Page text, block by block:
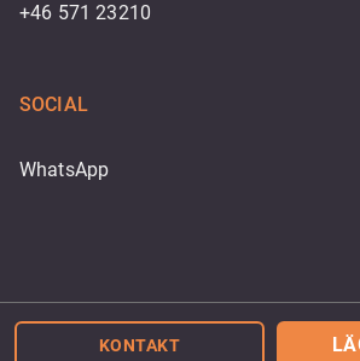
KONTAKT
+46 571 23210
SOCIAL
WhatsApp
Powered by